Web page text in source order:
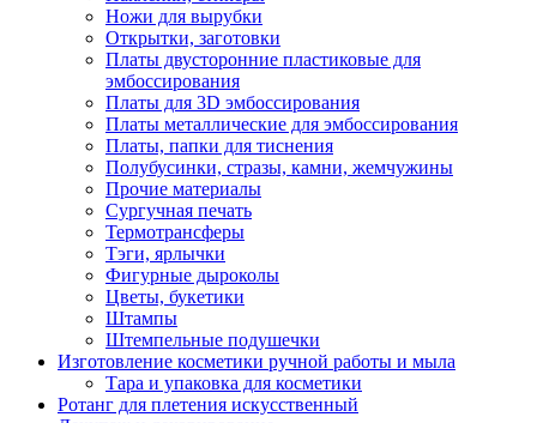
Ножи для вырубки
Открытки, заготовки
Платы двусторонние пластиковые для
эмбоссирования
Платы для 3D эмбоссирования
Платы металлические для эмбоссирования
Платы, папки для тиснения
Полубусинки, стразы, камни, жемчужины
Прочие материалы
Сургучная печать
Термотрансферы
Тэги, ярлычки
Фигурные дыроколы
Цветы, букетики
Штампы
Штемпельные подушечки
Изготовление косметики ручной работы и мыла
Тара и упаковка для косметики
Ротанг для плетения искусственный